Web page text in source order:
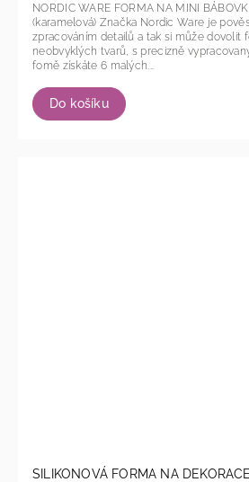
Do košíku
NORDIC WARE FORMA NA MINI
(karamelová) Značka Nordic Ware je pověstná mistrovským
zpracováním detailů a tak si může dovolit
neobvyklých tvarů, s precizně
fomě získáte 6 malých...
SILIKONOVÁ FORMA NA